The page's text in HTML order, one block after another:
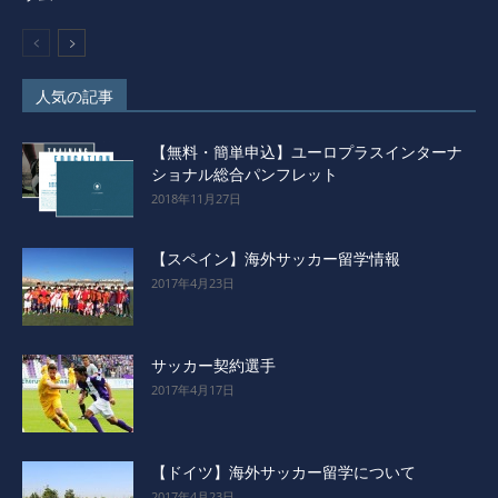
人気の記事
【無料・簡単申込】ユーロプラスインターナ
ショナル総合パンフレット
2018年11月27日
【スペイン】海外サッカー留学情報
2017年4月23日
サッカー契約選手
2017年4月17日
【ドイツ】海外サッカー留学について